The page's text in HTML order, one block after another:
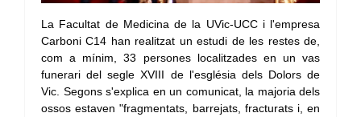
La Facultat de Medicina de la UVic-UCC i l'empresa
Carboni C14 han realitzat un estudi de les restes de,
com a mínim, 33 persones localitzades en un vas
funerari del segle XVIII de l'església dels Dolors de
Vic. Segons s'explica en un comunicat, la majoria dels
ossos estaven "fragmentats, barrejats, fracturats i, en